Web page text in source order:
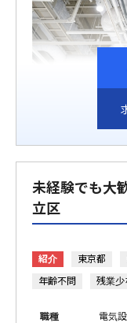
未経験でも大
立区
紹介 東京都
年齢不問
残業少
職種 電気